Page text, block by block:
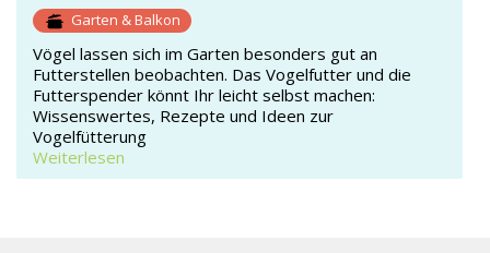
Garten & Balkon
Vögel lassen sich im Garten besonders gut an
Futterstellen beobachten. Das Vogelfutter und die
Futterspender könnt Ihr leicht selbst machen:
Wissenswertes, Rezepte und Ideen zur
Vogelfütterung
Weiterlesen